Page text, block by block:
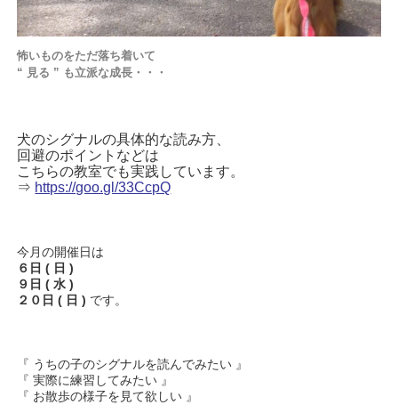
怖いものをただ落ち着いて
“ 見る ” も立派な成長・・・
犬のシグナルの具体的な読み方、
回避のポイントなどは
こちらの教室でも実践しています。
⇒ https://goo.gl/33CcpQ
今月の開催日は
６日 ( 日 )
９日 ( 水 )
２０日 ( 日 ) です。
『 うちの子のシグナルを読んでみたい 』
『 実際に練習してみたい 』
『 お散歩の様子を見て欲しい 』